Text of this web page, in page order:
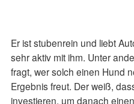
Er ist stubenrein und liebt
sehr aktiv mit ihm. Unter
fragt, wer solch einen Hund
Ergebnis freut. Der weiß,
investieren, um danach